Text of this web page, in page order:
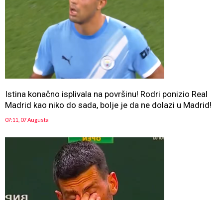
Istina konačno isplivala na površinu! Rodri ponizio Real
Madrid kao niko do sada, bolje je da ne dolazi u Madrid!
07:11, 07 Augusta